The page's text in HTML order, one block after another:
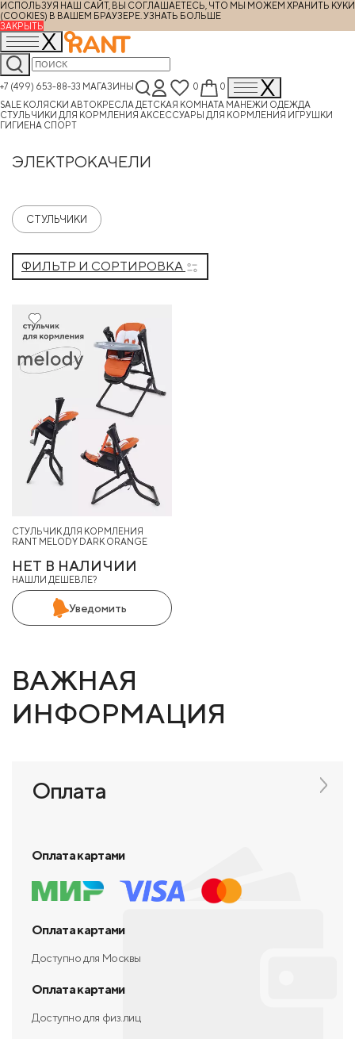
ИСПОЛЬЗУЯ НАШ САЙТ, ВЫ СОГЛАШАЕТЕСЬ, ЧТО МЫ МОЖЕМ ХРАНИТЬ КУКИ
(COOKIES) В ВАШЕМ БРАУЗЕРЕ. УЗНАТЬ БОЛЬШЕ
ЗАКРЫТЬ
+7 (499) 653-88-33 МАГАЗИНЫ 0
0
SALE КОЛЯСКИ АВТОКРЕСЛА ДЕТСКАЯ КОМНАТА МАНЕЖИ ОДЕЖДА
СТУЛЬЧИКИ ДЛЯ КОРМЛЕНИЯ АКСЕССУАРЫ ДЛЯ КОРМЛЕНИЯ ИГРУШКИ
ГИГИЕНА СПОРТ
ЭЛЕКТРОКАЧЕЛИ
СТУЛЬЧИКИ
ФИЛЬТР И СОРТИРОВКА
17%
СТУЛЬЧИК ДЛЯ КОРМЛЕНИЯ
RANT MELODY DARK ORANGE
НЕТ В НАЛИЧИИ
НАШЛИ ДЕШЕВЛЕ?
Уведомить
ВАЖНАЯ
ИНФОРМАЦИЯ
Оплата
Оплата картами
Оплата картами
Доступно для Москвы
Оплата картами
Доступно для физ.лиц